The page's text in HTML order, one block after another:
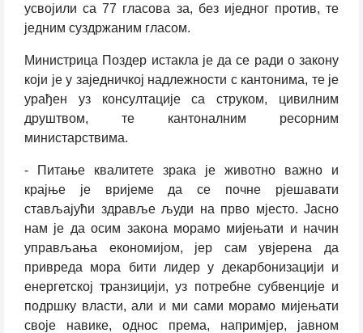
усвојили са 77 гласова за, без иједног против, те
једним суздржаним гласом.
Министрица Поздер истакла је да се ради о закону
који је у заједничкој надлежности с кантонима, те је
урађен уз консултације са струком, цивилним
друштвом, те кантоналним ресорним
министарствима.
- Питање квалитете зрака је животно важно и
крајње је вријеме да се почне рјешавати
стављајући здравље људи на прво мјесто. Јасно
нам је да осим закона морамо мијењати и начин
управљања економијом, јер сам увјерена да
привреда мора бити лидер у декарбонизацији и
енергетској транзицији, уз потребне субвенције и
подршку власти, али и ми сами морамо мијењати
своје навике, однос према, напримјер, јавном